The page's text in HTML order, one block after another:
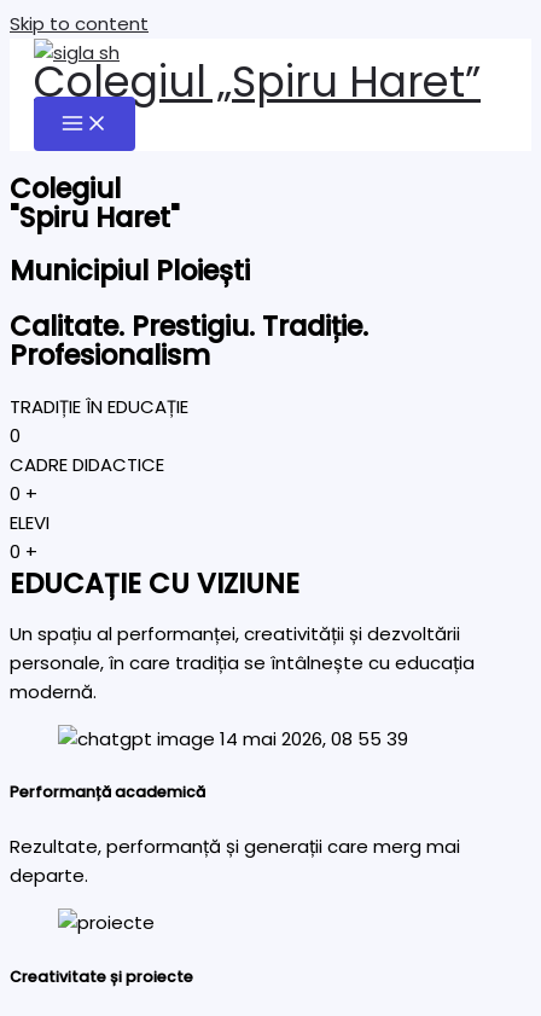
Skip to content
Colegiul „Spiru Haret”
Colegiul
"Spiru Haret"
Municipiul Ploiești
Calitate. Prestigiu. Tradiție.
Profesionalism
TRADIȚIE ÎN EDUCAȚIE
0
CADRE DIDACTICE
0 +
ELEVI
0 +
EDUCAȚIE CU VIZIUNE
Un spațiu al performanței, creativității și dezvoltării
personale, în care tradiția se întâlnește cu educația
modernă.
Performanță academică
Rezultate, performanță și generații care merg mai
departe.
Creativitate și proiecte